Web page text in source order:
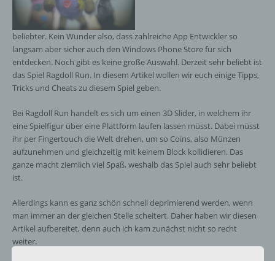
beliebter. Kein Wunder also, dass zahlreiche App Entwickler so
langsam aber sicher auch den Windows Phone Store für sich
entdecken. Noch gibt es keine große Auswahl. Derzeit sehr beliebt ist
das Spiel Ragdoll Run. In diesem Artikel wollen wir euch einige Tipps,
Tricks und Cheats zu diesem Spiel geben.
Bei Ragdoll Run handelt es sich um einen 3D Slider, in welchem ihr
eine Spielfigur über eine Plattform laufen lassen müsst. Dabei müsst
ihr per Fingertouch die Welt drehen, um so Coins, also Münzen
aufzunehmen und gleichzeitig mit keinem Block kollidieren. Das
ganze macht ziemlich viel Spaß, weshalb das Spiel auch sehr beliebt
ist.
Allerdings kann es ganz schön schnell deprimierend werden, wenn
man immer an der gleichen Stelle scheitert. Daher haben wir diesen
Artikel aufbereitet, denn auch ich kam zunächst nicht so recht
weiter.